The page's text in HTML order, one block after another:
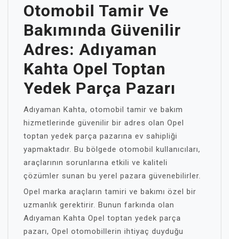
Otomobil Tamir Ve
Bakımında Güvenilir
Adres: Adıyaman
Kahta Opel Toptan
Yedek Parça Pazarı
Adıyaman Kahta, otomobil tamir ve bakım
hizmetlerinde güvenilir bir adres olan Opel
toptan yedek parça pazarına ev sahipliği
yapmaktadır. Bu bölgede otomobil kullanıcıları,
araçlarının sorunlarına etkili ve kaliteli
çözümler sunan bu yerel pazara güvenebilirler.
Opel marka araçların tamiri ve bakımı özel bir
uzmanlık gerektirir. Bunun farkında olan
Adıyaman Kahta Opel toptan yedek parça
pazarı, Opel otomobillerin ihtiyaç duyduğu